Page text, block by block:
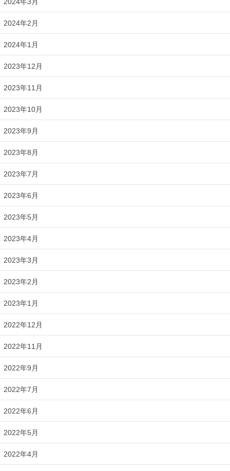
2024年3月
2024年2月
2024年1月
2023年12月
2023年11月
2023年10月
2023年9月
2023年8月
2023年7月
2023年6月
2023年5月
2023年4月
2023年3月
2023年2月
2023年1月
2022年12月
2022年11月
2022年9月
2022年7月
2022年6月
2022年5月
2022年4月